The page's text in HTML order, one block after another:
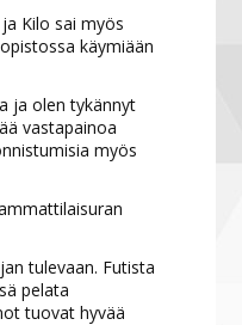
Kilo sai myös
käymiään
ja olen tykännyt
vastapainoa
myös
tulevaan. Futista
pelata
tuovat hyvää